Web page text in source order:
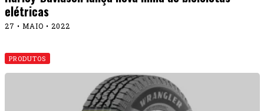
elétricas
27 • MAIO • 2022
PRODUTOS